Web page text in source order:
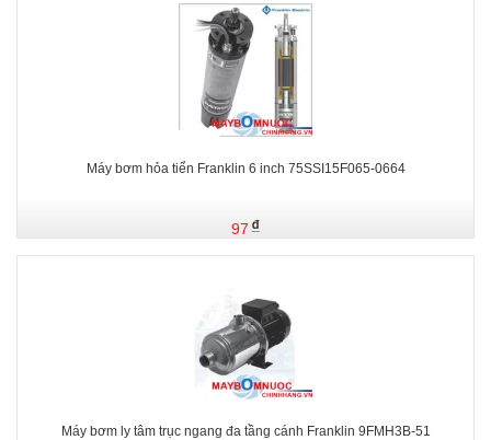
Máy bơm hỏa tiển Franklin 6 inch 75SSI15F065-0664
97
Máy bơm ly tâm trục ngang đa tầng cánh Franklin 9FMH3B-51